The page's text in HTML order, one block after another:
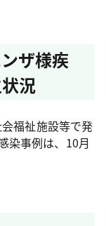
ザ様疾
況
福祉施設等で発
染事例は、10月